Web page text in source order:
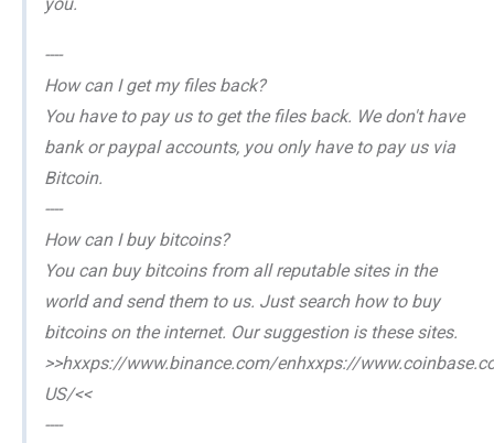
----
How can I get my files back?
You have to pay us to get the files back. We don't have
bank or paypal accounts, you only have to pay us via
Bitcoin.
----
How can I buy bitcoins?
You can buy bitcoins from all reputable sites in the
world and send them to us. Just search how to buy
bitcoins on the internet. Our suggestion is these sites.
>>hxxps://www.binance.com/enhxxps://
US/<<
----